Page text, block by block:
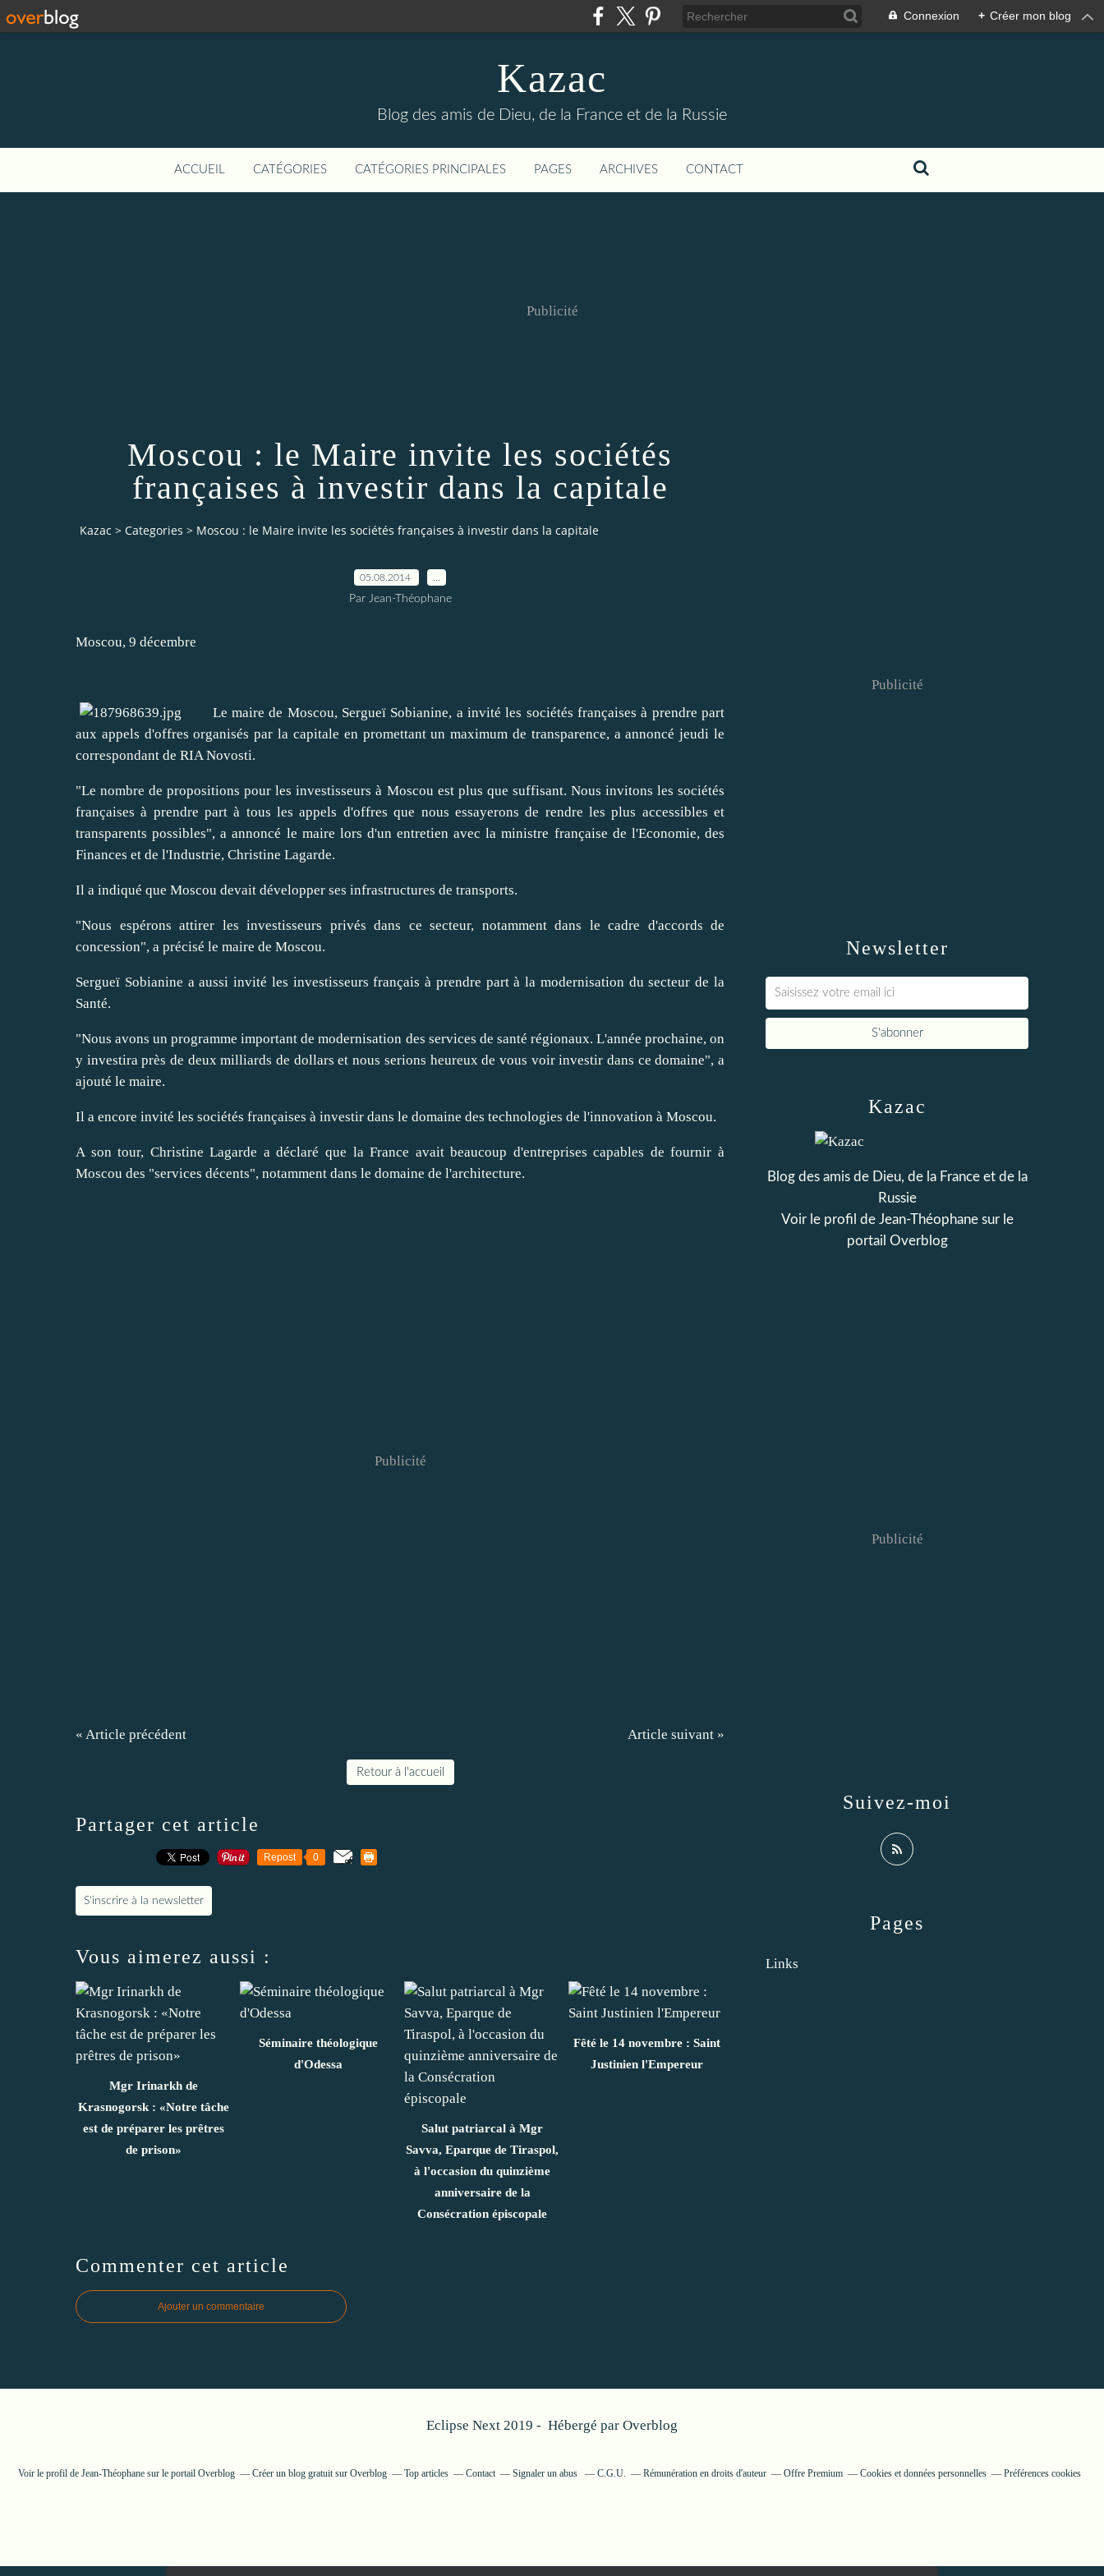
Connexion + Créer mon blog
Kazac
Blog des amis de Dieu, de la France et de la Russie
ACCUEIL CATÉGORIES CATÉGORIES PRINCIPALES PAGES ARCHIVES CONTACT
Publicité
Moscou : le Maire invite les sociétés
françaises à investir dans la capitale
Kazac > Categories > Moscou : le Maire invite les sociétés françaises à investir dans la capitale
05.08.2014
Par Jean-Théophane
Moscou, 9 décembre
Le maire de Moscou, Sergueï Sobianine, a invité les sociétés françaises à prendre part
aux appels d'offres organisés par la capitale en promettant un maximum de transparence, a annoncé jeudi le
correspondant de RIA Novosti.
"Le nombre de propositions pour les investisseurs à Moscou est plus que suffisant. Nous invitons les sociétés
françaises à prendre part à tous les appels d'offres que nous essayerons de rendre les plus accessibles et
transparents possibles", a annoncé le maire lors d'un entretien avec la ministre française de l'Economie, des
Finances et de l'Industrie, Christine Lagarde.
Il a indiqué que Moscou devait développer ses infrastructures de transports.
"Nous espérons attirer les investisseurs privés dans ce secteur, notamment dans le cadre d'accords de
concession", a précisé le maire de Moscou.
Sergueï Sobianine a aussi invité les investisseurs français à prendre part à la modernisation du secteur de la
Santé.
"Nous avons un programme important de modernisation des services de santé régionaux. L'année prochaine, on
y investira près de deux milliards de dollars et nous serions heureux de vous voir investir dans ce domaine", a
ajouté le maire.
Il a encore invité les sociétés françaises à investir dans le domaine des technologies de l'innovation à Moscou.
A son tour, Christine Lagarde a déclaré que la France avait beaucoup d'entreprises capables de fournir à
Moscou des "services décents", notamment dans le domaine de l'architecture.
Publicité
« Article précédent Article suivant »
Retour à l'accueil
Partager cet article
Repost 0
S'inscrire à la newsletter
Vous aimerez aussi :
Mgr Irinarkh de
Krasnogorsk : «Notre tâche
est de préparer les prêtres
de prison»
Séminaire théologique
d'Odessa
Salut patriarcal à Mgr
Savva, Eparque de Tiraspol,
à l'occasion du quinzième
anniversaire de la
Consécration épiscopale
Fêté le 14 novembre : Saint
Justinien l'Empereur
Commenter cet article
Ajouter un commentaire
Newsletter
Publicité
Pages
Links
Kazac
Blog des amis de Dieu, de la France et de la
Russie
Voir le profil de Jean-Théophanesur le
portail Overblog
Suivez-moi
Publicité
Eclipse Next 2019 - Hébergé par Overblog
Voir le profil de Jean-Théophane sur le portail Overblog Créer un blog gratuit sur Overblog Top articles Contact Signaler un abus C.G.U. Rémunération en droits d'auteur Offre Premium Cookies et données personnelles Préférences cookies